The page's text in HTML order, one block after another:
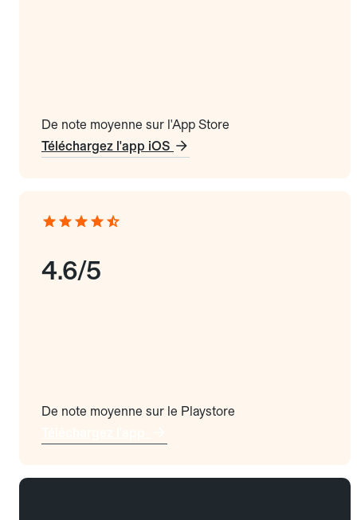
De note moyenne sur l'App Store
Téléchargez l'app iOS
4.6/5
De note moyenne sur le Playstore